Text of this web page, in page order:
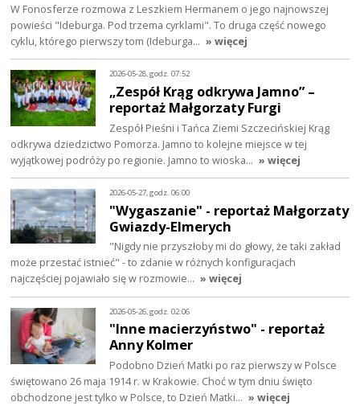
W Fonosferze rozmowa z Leszkiem Hermanem o jego najnowszej
powieści "Ideburga. Pod trzema cyrklami". To druga część nowego
cyklu, którego pierwszy tom (Ideburga… » więcej
2026-05-28, godz. 07:52
„Zespół Krąg odkrywa Jamno” –
reportaż Małgorzaty Furgi
Zespół Pieśni i Tańca Ziemi Szczecińskiej Krąg
odkrywa dziedzictwo Pomorza. Jamno to kolejne miejsce w tej
wyjątkowej podróży po regionie. Jamno to wioska… » więcej
2026-05-27, godz. 06:00
"Wygaszanie" - reportaż Małgorzaty
Gwiazdy-Elmerych
"Nigdy nie przyszłoby mi do głowy, że taki zakład
może przestać istnieć" - to zdanie w różnych konfiguracjach
najczęściej pojawiało się w rozmowie… » więcej
2026-05-26, godz. 02:06
"Inne macierzyństwo" - reportaż
Anny Kolmer
Podobno Dzień Matki po raz pierwszy w Polsce
świętowano 26 maja 1914 r. w Krakowie. Choć w tym dniu święto
obchodzone jest tylko w Polsce, to Dzień Matki… » więcej